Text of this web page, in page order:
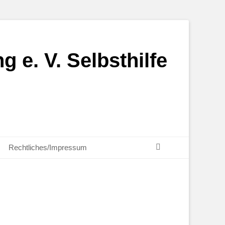
e. V. Selbsthilfe
Rechtliches/Impressum